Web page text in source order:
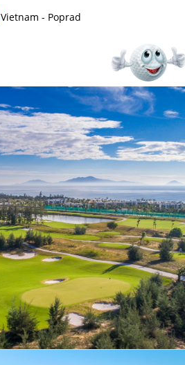
Vietnam - Poprad